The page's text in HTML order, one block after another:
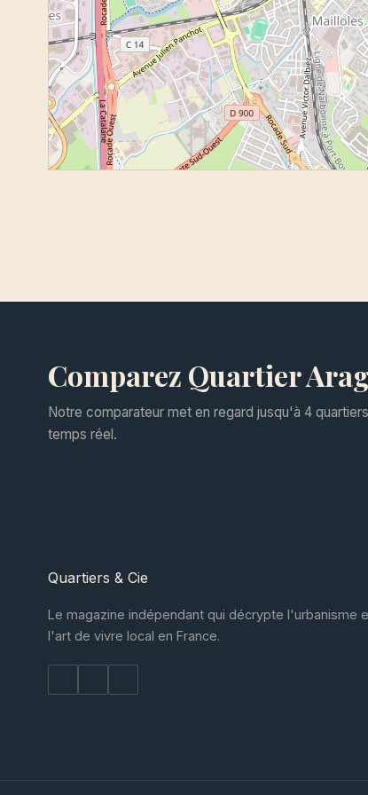
Comparez Quartier
Notre comparateur met en regard jusqu'à 4
temps réel.
Quartiers & Cie
Le magazine indépendant qui décrypte l'urbanisme
l'art de vivre local en France.